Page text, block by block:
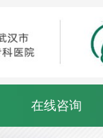
在线咨询